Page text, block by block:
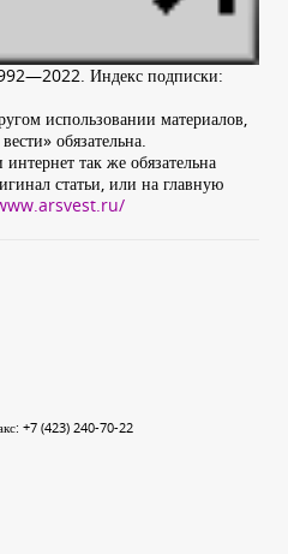
Индекс подписки:
использовании материалов,
обязательна.
так же обязательна
статьи, или на главную
+7 (423) 240-70-22